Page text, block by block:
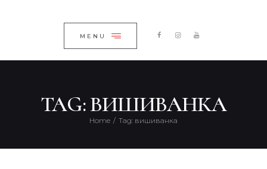
MENU
TAG: ВИШИВАНКА
Home Tag: вишиванка
КАТАЛОГ
ПРО КОМПАНІЮ
КОНТАКТИ